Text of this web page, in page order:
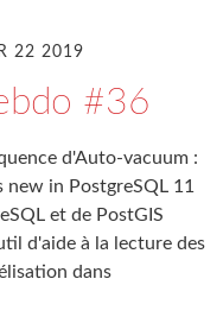
22 2019
#36
d'Auto-vacuum :
new in PostgreSQL 11
et de PostGIS
d'aide à la lecture des
dans